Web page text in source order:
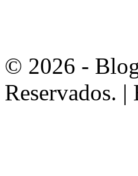
© 2026 -
Reservados. |